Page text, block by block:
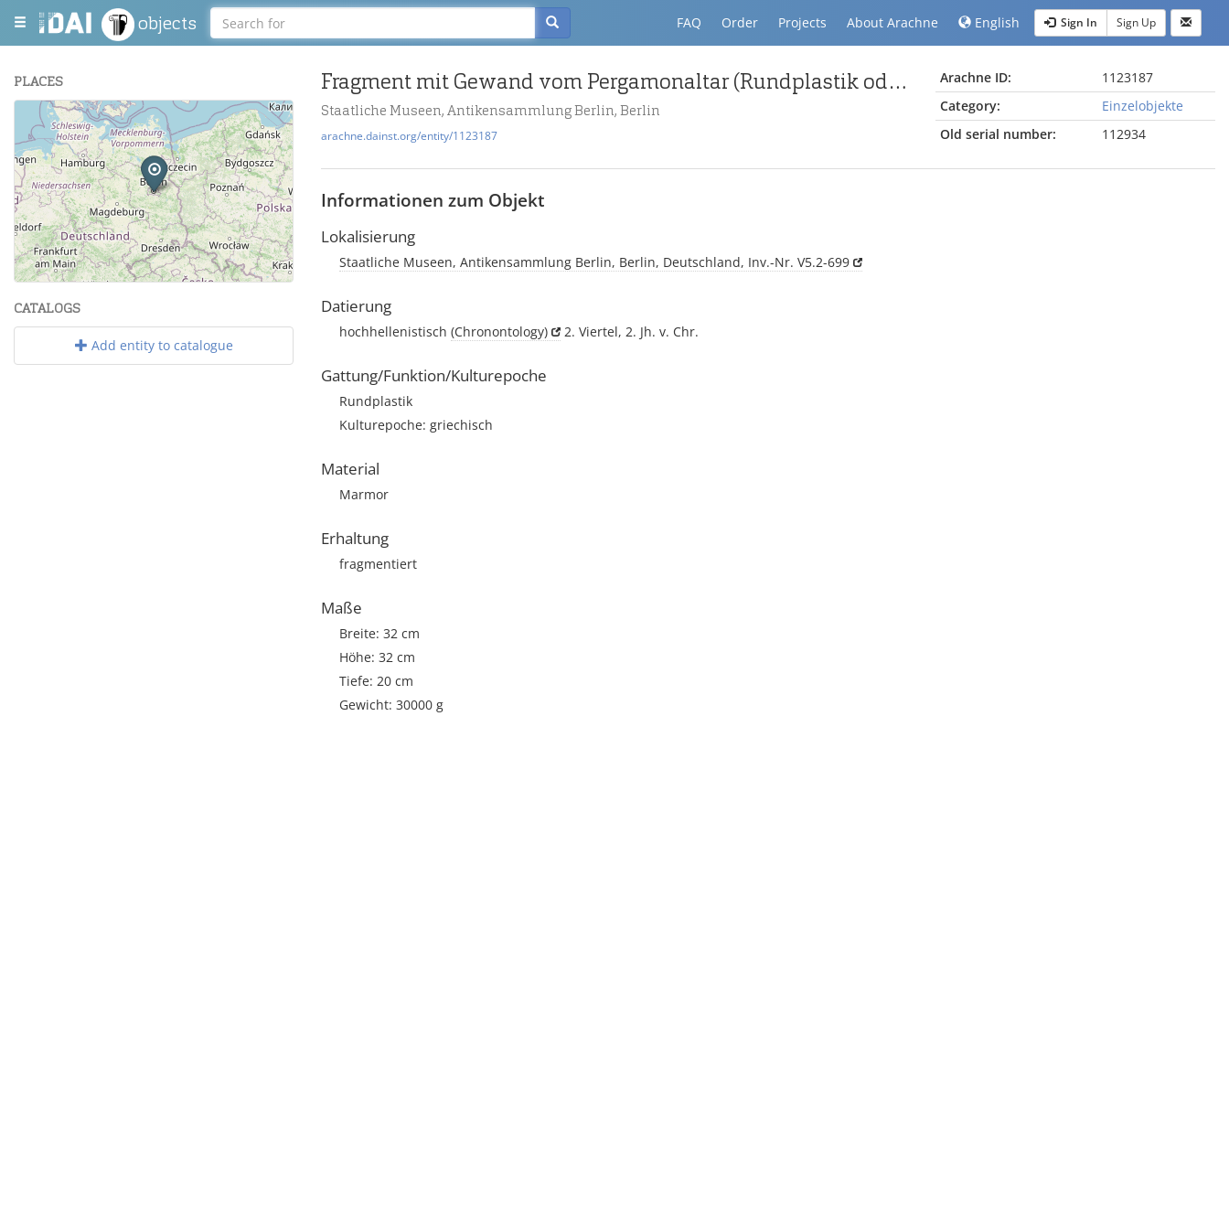
objects FAQ Order Projects About Arachne English Sign In Sign Up
PLACES
+
−
Leaflet| Maps and Data ©OpenStreetMap.
CATALOGS
Add entity to catalogue
Fragment mit Gewand vom Pergamonaltar (Rundplastik oder Relief); Berlin:Relief / Statue (?), Fragment
Staatliche Museen, Antikensammlung Berlin, Berlin
arachne.dainst.org/entity/1123187
Arachne ID:
1123187
Category:
Einzelobjekte
Old serial number:
112934
Informationen zum Objekt
Lokalisierung
Staatliche Museen, Antikensammlung Berlin, Berlin, Deutschland, Inv.-Nr. V5.2-699
Datierung
hochhellenistisch (Chronontology) 2. Viertel, 2. Jh. v. Chr.
Gattung/Funktion/Kulturepoche
Rundplastik
Kulturepoche: griechisch
Material
Marmor
Erhaltung
fragmentiert
Maße
Breite: 32 cm
Höhe: 32 cm
Tiefe: 20 cm
Gewicht: 30000 g